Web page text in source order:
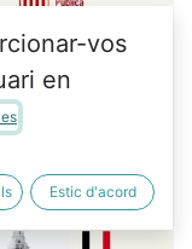
vos
en
Estic d'acord